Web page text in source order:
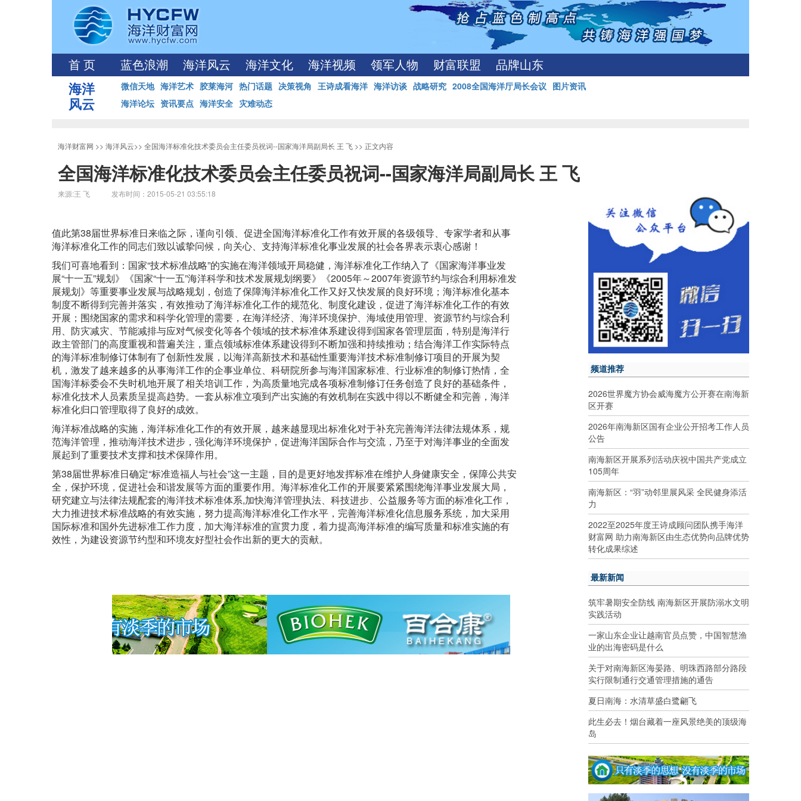
首 页 蓝色浪潮 海洋风云 海洋文化 海洋视频 领军人物 财富联盟 品牌山东
海洋
风云
微信天地 海洋艺术 胶莱海河 热门话题 决策视角 王诗成看海洋 海洋访谈 战略研究 2008全国海洋厅局长会议 图片资讯
海洋论坛 资讯要点 海洋安全 灾难动态
海洋财富网 >> 海洋风云>> 全国海洋标准化技术委员会主任委员祝词--国家海洋局副局长 王 飞 >> 正文内容
全国海洋标准化技术委员会主任委员祝词--国家海洋局副局长 王 飞
来源:王 飞 发布时间：2015-05-21 03:55:18
值此第38届世界标准日来临之际，谨向引领、促进全国海洋标准化工作有效开展的各级领导、专家学者和从事
海洋标准化工作的同志们致以诚挚问候，向关心、支持海洋标准化事业发展的社会各界表示衷心感谢！
我们可喜地看到：国家“技术标准战略”的实施在海洋领域开局稳健，海洋标准化工作纳入了《国家海洋事业发
展“十一五”规划》《国家“十一五”海洋科学和技术发展规划纲要》《2005年～2007年资源节约与综合利用标准发
展规划》等重要事业发展与战略规划，创造了保障海洋标准化工作又好又快发展的良好环境；海洋标准化基本
制度不断得到完善并落实，有效推动了海洋标准化工作的规范化、制度化建设，促进了海洋标准化工作的有效
开展；围绕国家的需求和科学化管理的需要，在海洋经济、海洋环境保护、海域使用管理、资源节约与综合利
用、防灾减灾、节能减排与应对气候变化等各个领域的技术标准体系建设得到国家各管理层面，特别是海洋行
政主管部门的高度重视和普遍关注，重点领域标准体系建设得到不断加强和持续推动；结合海洋工作实际特点
的海洋标准制修订体制有了创新性发展，以海洋高新技术和基础性重要海洋技术标准制修订项目的开展为契
机，激发了越来越多的从事海洋工作的企事业单位、科研院所参与海洋国家标准、行业标准的制修订热情，全
国海洋标委会不失时机地开展了相关培训工作，为高质量地完成各项标准制修订任务创造了良好的基础条件，
标准化技术人员素质呈提高趋势。一套从标准立项到产出实施的有效机制在实践中得以不断健全和完善，海洋
标准化归口管理取得了良好的成效。
海洋标准战略的实施，海洋标准化工作的有效开展，越来越显现出标准化对于补充完善海洋法律法规体系，规
范海洋管理，推动海洋技术进步，强化海洋环境保护，促进海洋国际合作与交流，乃至于对海洋事业的全面发
展起到了重要技术支撑和技术保障作用。
第38届世界标准日确定“标准造福人与社会”这一主题，目的是更好地发挥标准在维护人身健康安全，保障公共安
全，保护环境，促进社会和谐发展等方面的重要作用。海洋标准化工作的开展要紧紧围绕海洋事业发展大局，
研究建立与法律法规配套的海洋技术标准体系,加快海洋管理执法、科技进步、公益服务等方面的标准化工作，
大力推进技术标准战略的有效实施，努力提高海洋标准化工作水平，完善海洋标准化信息服务系统，加大采用
国际标准和国外先进标准工作力度，加大海洋标准的宣贯力度，着力提高海洋标准的编写质量和标准实施的有
效性，为建设资源节约型和环境友好型社会作出新的更大的贡献。
频道推荐
2026世界魔方协会威海魔方公开赛在南海新
区开赛
2026年南海新区国有企业公开招考工作人员
公告
南海新区开展系列活动庆祝中国共产党成立
105周年
南海新区：“羽”动邻里展风采 全民健身添活
力
2022至2025年度王诗成顾问团队携手海洋
财富网 助力南海新区由生态优势向品牌优势
转化成果综述
最新新闻
筑牢暑期安全防线 南海新区开展防溺水文明
实践活动
一家山东企业让越南官员点赞，中国智慧渔
业的出海密码是什么
关于对南海新区海晏路、明珠西路部分路段
实行限制通行交通管理措施的通告
夏日南海：水清草盛白鹭翩飞
此生必去！烟台藏着一座风景绝美的顶级海
岛